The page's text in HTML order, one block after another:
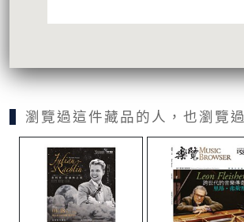
瀏覽過這件藏品的人，也瀏覽過